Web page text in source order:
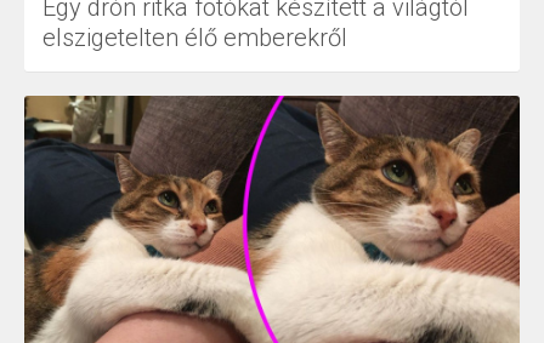
Egy drón ritka fotókat készített a világtól
elszigetelten élő emberekről